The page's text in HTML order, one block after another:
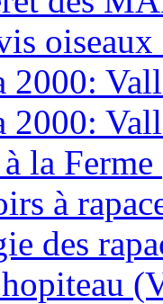
oiseaux
2000:
2000:
la
à
des